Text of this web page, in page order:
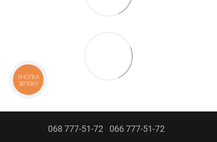
068 777-51-72 066 777-51-72
КНОПКА
ЗВ'ЯЗКУ